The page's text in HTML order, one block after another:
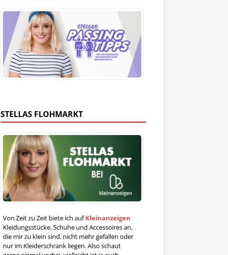
STELLAS FLOHMARKT
Von Zeit zu Zeit biete ich aufKleinanzeigen
Kleidungsstücke, Schuhe und Accessoires an,
die mir zu klein sind, nicht mehr gefallen oder
nur im Kleiderschrank liegen. Also schaut